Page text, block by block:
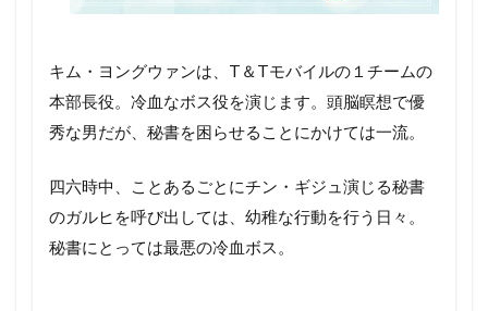
キム・ヨングウァンは、T＆Tモバイルの１チームの
本部長役。冷血なボス役を演じます。頭脳瞑想で優
秀な男だが、秘書を困らせることにかけては一流。
四六時中、ことあるごとにチン・ギジュ演じる秘書
のガルヒを呼び出しては、幼稚な行動を行う日々。
秘書にとっては最悪の冷血ボス。